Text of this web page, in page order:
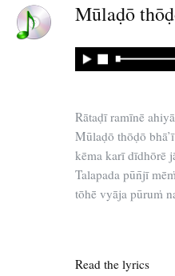
Mūlaḍō
Rātaḍī ramīnē
Mūlaḍō thōḍō
kēma karī dīdhōrē
Talapada pūn̄jī
tōhē vyāja pūruṁ
Read the lyrics